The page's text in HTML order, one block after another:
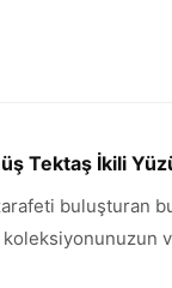
Tektaş İkili
buluşturan